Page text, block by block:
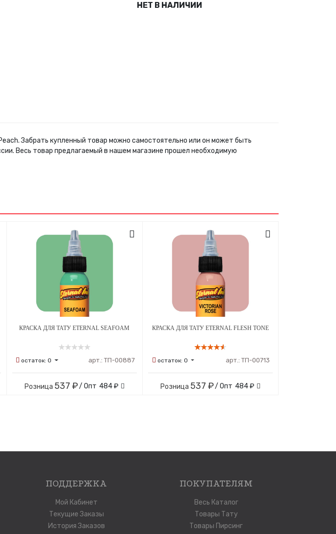
НЕТ В НАЛИЧИИ
Забрать купленный товар можно самостоятельно или он может быть
Весь товар предлагаемый в нашем магазине прошел необходимую
КРАСКА ДЛЯ ТАТУ ETERNAL SEAFOAM
остаток:0 арт.: ТП-00887
Розница 537 ₽/ Опт 484 ₽
КРАСКА ДЛЯ ТАТУ ETERNAL FLESH TONE
остаток: 0 арт.: ТП-00713
Розница 537 ₽/ Опт 484 ₽
ПОДДЕРЖКА
Мой Кабинет
Текущие Заказы
История Заказов
ПОКУПАТЕЛЯМ
Весь Каталог
Товары Тату
Товары Пирсинг